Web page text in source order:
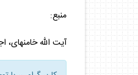
منبع:
آيت الله خامنه‏اى، اجوبه، س 966 ؛